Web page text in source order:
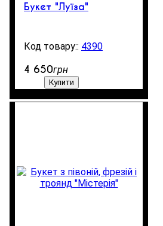
Букет "Луїза"
4390
4 650грн
Купити